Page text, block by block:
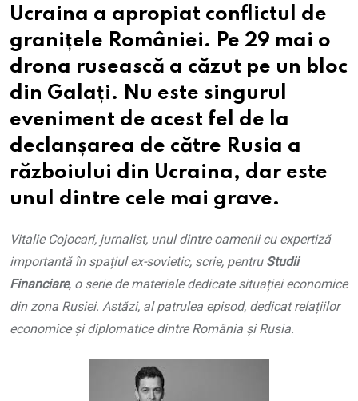
Ucraina a apropiat conflictul de
granițele României. Pe 29 mai o
drona rusească a căzut pe un bloc
din Galați. Nu este singurul
eveniment de acest fel de la
declanșarea de către Rusia a
războiului din Ucraina, dar este
unul dintre cele mai grave.
Vitalie Cojocari, jurnalist, unul dintre oamenii cu expertiză
importantă în spațiul ex-sovietic, scrie, pentru Studii
Financiare, o serie de materiale dedicate situației economice
din zona Rusiei. Astăzi, al patrulea episod, dedicat relațiilor
economice și diplomatice dintre România și Rusia.